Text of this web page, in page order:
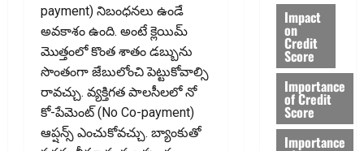
payment) నిబంధనలు ఉండే
అవకాశం ఉంది. అంటే క్లెయిమ్
మొత్తంలో కొంత శాతం డబ్బును
సొంతంగా జేబులోంచి పెట్టుకోవాల్సి
రావచ్చు. వ్యక్తిగత పాలసీలలో నో
కో-పేమెంట్ (No Co-payment)
ఆప్షన్స్ ఎంచుకోవచ్చు. బ్యాంకుతో
Impact
on
Credit
Score
Importance
of Credit
Score
Importance